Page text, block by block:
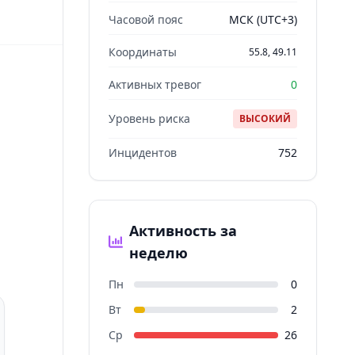
Часовой пояс МСК (UTC+3)
Координаты 55.8, 49.11
Активных тревог 0
Уровень риска ВЫСОКИЙ
Инцидентов 752
Активность за
неделю
Пн
0
Вт
2
Ср
26